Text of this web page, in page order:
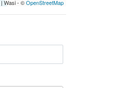
| Wasi - ©OpenStreetMap